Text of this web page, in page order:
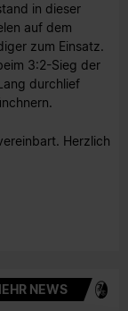
in dieser
auf dem
zum Einsatz.
3:2-Sieg der
durchlief
Herzlich
NEWS